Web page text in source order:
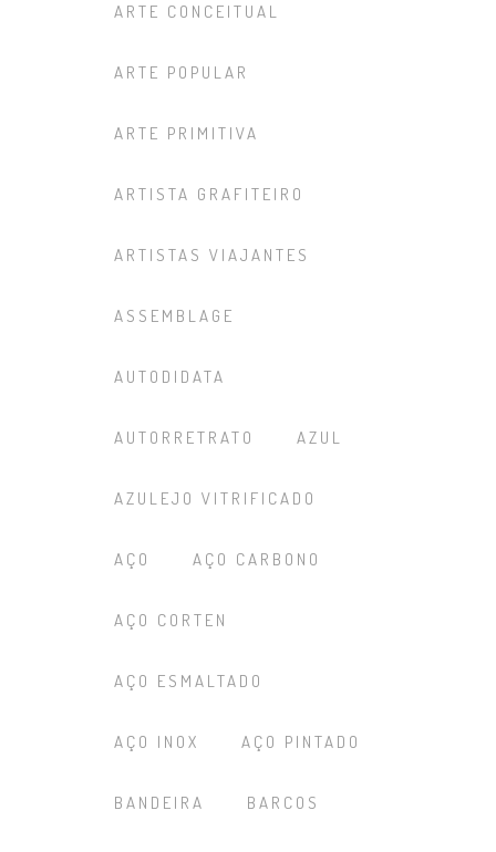
ARTE CONCEITUAL
ARTE POPULAR
ARTE PRIMITIVA
ARTISTA GRAFITEIRO
ARTISTAS VIAJANTES
ASSEMBLAGE
AUTODIDATA
AUTORRETRATO AZUL
AZULEJO VITRIFICADO
AÇO AÇO CARBONO
AÇO CORTEN
AÇO ESMALTADO
AÇO INOX AÇO PINTADO
BANDEIRA BARCOS